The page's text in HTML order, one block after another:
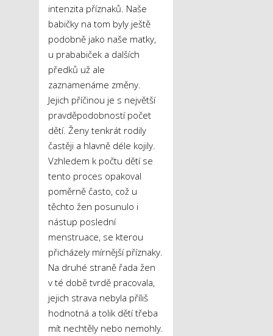
intenzita příznaků. Naše
babičky na tom byly ještě
podobně jako naše matky,
u prababiček a dalších
předků už ale
zaznamenáme změny.
Jejich příčinou je s největší
pravděpodobností počet
dětí. Ženy tenkrát rodily
častěji a hlavně déle kojily.
Vzhledem k počtu dětí se
tento proces opakoval
poměrně často, což u
těchto žen posunulo i
nástup poslední
menstruace, se kterou
přicházely mírnější příznaky.
Na druhé straně řada žen
v té době tvrdě pracovala,
jejich strava nebyla příliš
hodnotná a tolik dětí třeba
mít nechtěly nebo nemohly.